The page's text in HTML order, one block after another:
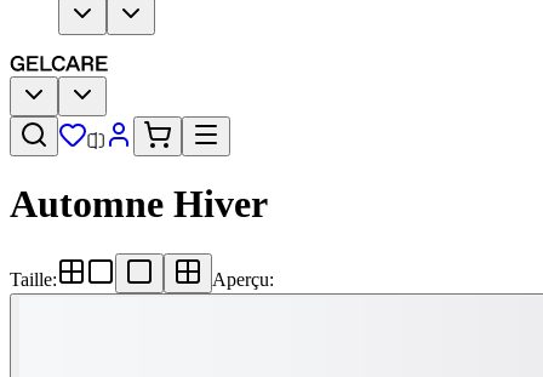
Automne Hiver
Taille: Aperçu: